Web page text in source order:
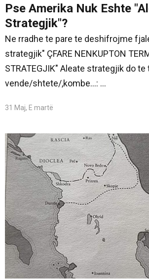
Pse Amerika Nuk Eshte
Strategjik"?
Ne rradhe te pare te deshifrojme
strategjik" ÇFARE NENKUPTON
STRATEGJIK" Aleate strategjik do
vende/shtete/,kombe...: ...
31 Maj, E martë